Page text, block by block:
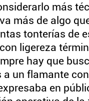
más
más de algo
tonterías de
ligereza
hay que
un flamante
en